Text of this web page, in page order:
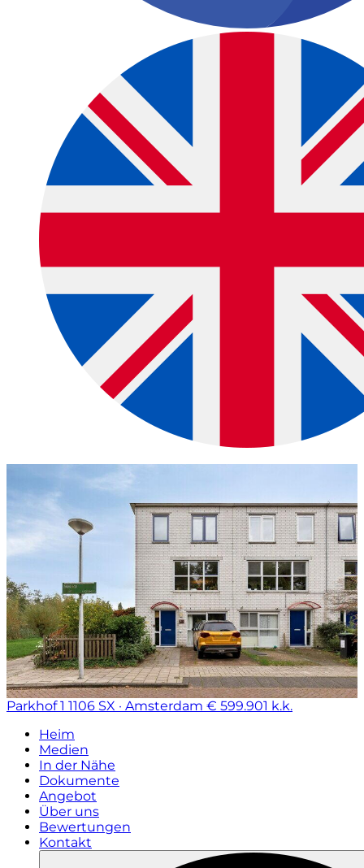
Parkhof 1 1106 SX · Amsterdam € 599.901 k.k.
Heim
Medien
In der Nähe
Dokumente
Angebot
Über uns
Bewertungen
Kontakt